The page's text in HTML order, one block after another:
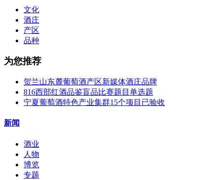
文化
酒庄
产区
品种
为您推荐
贺兰山东麓葡萄酒产区新媒体酒庄品牌
816西部红酒品鉴盲品比赛题目单选题
宁夏葡萄酒特色产业集群15个项目已验收
新闻
酒业
人物
博览
专题